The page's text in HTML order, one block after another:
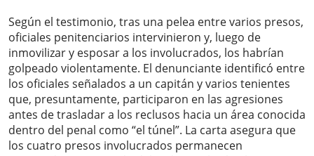
Según el testimonio, tras una pelea entre varios presos,
oficiales penitenciarios intervinieron y, luego de
inmovilizar y esposar a los involucrados, los habrían
golpeado violentamente. El denunciante identificó entre
los oficiales señalados a un capitán y varios tenientes
que, presuntamente, participaron en las agresiones
antes de trasladar a los reclusos hacia un área conocida
dentro del penal como “el túnel”. La carta asegura que
los cuatro presos involucrados permanecen